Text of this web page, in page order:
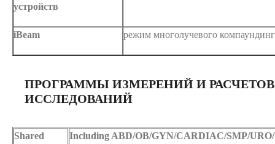
устройств
iBeam режим многолучевого
ПРОГРАММЫ ИЗМЕРЕНИЙ И
ИССЛЕДОВАНИЙ
Shared
Including ABD/OB/GYN/CARDIAC/SMP/